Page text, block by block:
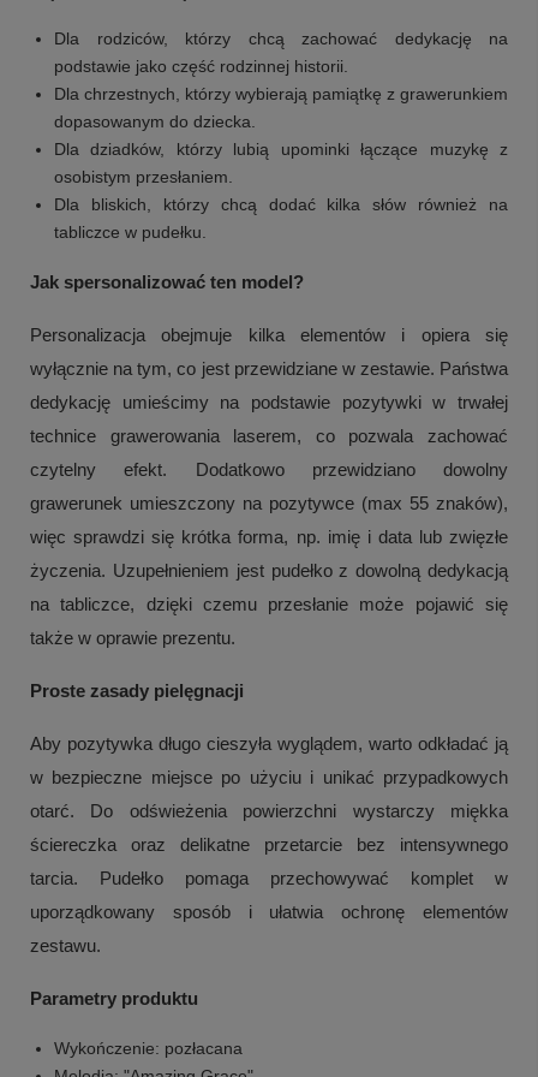
Dla rodziców, którzy chcą zachować dedykację na
podstawie jako część rodzinnej historii.
Dla chrzestnych, którzy wybierają pamiątkę z grawerunkiem
dopasowanym do dziecka.
Dla dziadków, którzy lubią upominki łączące muzykę z
osobistym przesłaniem.
Dla bliskich, którzy chcą dodać kilka słów również na
tabliczce w pudełku.
Jak spersonalizować ten model?
Personalizacja obejmuje kilka elementów i opiera się
wyłącznie na tym, co jest przewidziane w zestawie. Państwa
dedykację umieścimy na podstawie pozytywki w trwałej
technice grawerowania laserem, co pozwala zachować
czytelny efekt. Dodatkowo przewidziano dowolny
grawerunek umieszczony na pozytywce (max 55 znaków),
więc sprawdzi się krótka forma, np. imię i data lub zwięzłe
życzenia. Uzupełnieniem jest pudełko z dowolną dedykacją
na tabliczce, dzięki czemu przesłanie może pojawić się
także w oprawie prezentu.
Proste zasady pielęgnacji
Aby pozytywka długo cieszyła wyglądem, warto odkładać ją
w bezpieczne miejsce po użyciu i unikać przypadkowych
otarć. Do odświeżenia powierzchni wystarczy miękka
ściereczka oraz delikatne przetarcie bez intensywnego
tarcia. Pudełko pomaga przechowywać komplet w
uporządkowany sposób i ułatwia ochronę elementów
zestawu.
Parametry produktu
Wykończenie: pozłacana